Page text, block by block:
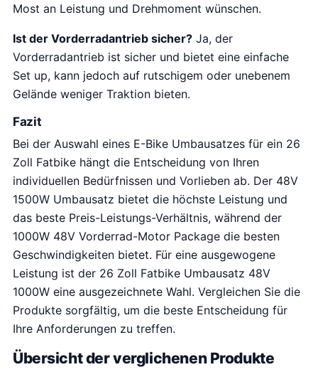
Most an Leistung und Drehmoment wünschen.
Ist der Vorderradantrieb sicher? Ja, der
Vorderradantrieb ist sicher und bietet eine einfache
Set up, kann jedoch auf rutschigem oder unebenem
Gelände weniger Traktion bieten.
Fazit
Bei der Auswahl eines E-Bike Umbausatzes für ein 26
Zoll Fatbike hängt die Entscheidung von Ihren
individuellen Bedürfnissen und Vorlieben ab. Der 48V
1500W Umbausatz bietet die höchste Leistung und
das beste Preis-Leistungs-Verhältnis, während der
1000W 48V Vorderrad-Motor Package die besten
Geschwindigkeiten bietet. Für eine ausgewogene
Leistung ist der 26 Zoll Fatbike Umbausatz 48V
1000W eine ausgezeichnete Wahl. Vergleichen Sie die
Produkte sorgfältig, um die beste Entscheidung für
Ihre Anforderungen zu treffen.
Übersicht der verglichenen Produkte